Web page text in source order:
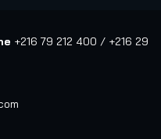
+216 79 212 400 / +216 29